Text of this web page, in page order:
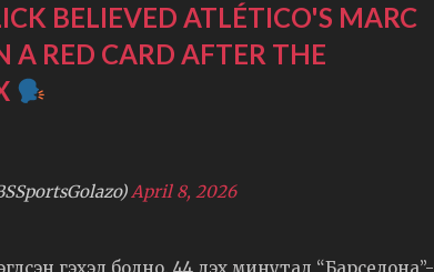
BELIEVED ATLÉTICO'S MARC
A RED CARD AFTER THE
April 8, 2026